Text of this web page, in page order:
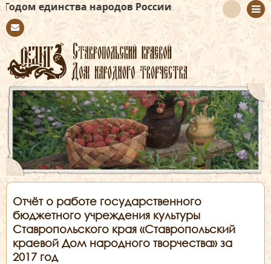
народов России
tact
Отчёт о работе государственного
бюджетного учреждения культуры
Ставропольского края «Ставропольский
краевой Дом народного творчества» за
2017 год